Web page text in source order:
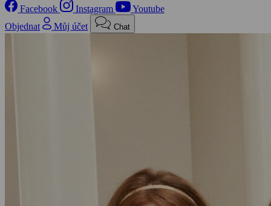
Facebook Instagram
Youtube
Objednat
Můj účet Chat